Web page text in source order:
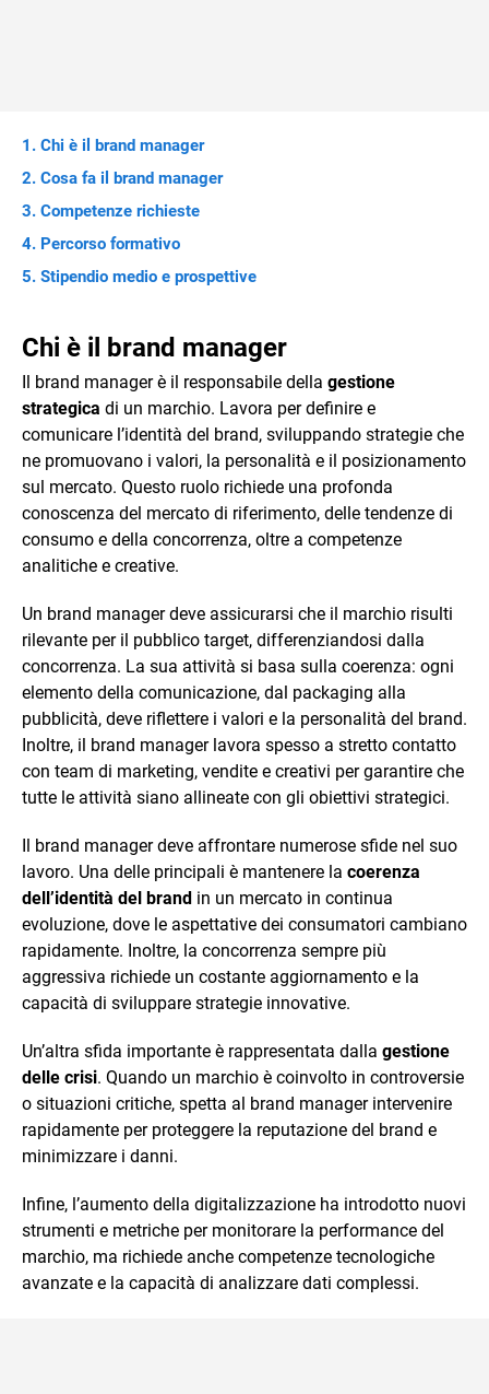
Chi è il brand manager
Cosa fa il brand manager
Competenze richieste
Percorso formativo
Stipendio medio e prospettive
Chi è il brand manager
Il brand manager è il responsabile della gestione
strategica di un marchio. Lavora per definire e
comunicare l’identità del brand, sviluppando strategie che
ne promuovano i valori, la personalità e il posizionamento
sul mercato. Questo ruolo richiede una profonda
conoscenza del mercato di riferimento, delle tendenze di
consumo e della concorrenza, oltre a competenze
analitiche e creative.
Un brand manager deve assicurarsi che il marchio risulti
rilevante per il pubblico target, differenziandosi dalla
concorrenza. La sua attività si basa sulla coerenza: ogni
elemento della comunicazione, dal packaging alla
pubblicità, deve riflettere i valori e la personalità del brand.
Inoltre, il brand manager lavora spesso a stretto contatto
con team di marketing, vendite e creativi per garantire che
tutte le attività siano allineate con gli obiettivi strategici.
Il brand manager deve affrontare numerose sfide nel suo
lavoro. Una delle principali è mantenere la coerenza
dell’identità del brand in un mercato in continua
evoluzione, dove le aspettative dei consumatori cambiano
rapidamente. Inoltre, la concorrenza sempre più
aggressiva richiede un costante aggiornamento e la
capacità di sviluppare strategie innovative.
Un’altra sfida importante è rappresentata dalla gestione
delle crisi. Quando un marchio è coinvolto in controversie
o situazioni critiche, spetta al brand manager intervenire
rapidamente per proteggere la reputazione del brand e
minimizzare i danni.
Infine, l’aumento della digitalizzazione ha introdotto nuovi
strumenti e metriche per monitorare la performance del
marchio, ma richiede anche competenze tecnologiche
avanzate e la capacità di analizzare dati complessi.